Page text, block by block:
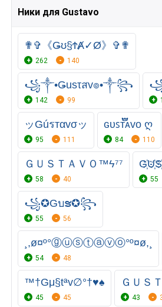
Ники для Gustavo
✟✞《Ǥʊ§ϮȺ✓Ø》✞✟
262 140
꧁༒•Ǥusτสv๏•༒꧂
142 99
ッGúรтαvσッ
95 111
ɢᴜꜱᴛ፝֟፝֟ᴀᴠᴏ ღ
84 110
ＧＵＳＴＡＶＯ™ϟ⁷⁷
58 40 55
꧁✪Gบຮ✪꧂
55 56
¸,ø¤º°ⓖⓤⓢⓣⓐⓥⓞ°º¤ø,¸
54 48
™†Gμ§tªv∅°†♥♠
45 45
ＧＵＳ
43